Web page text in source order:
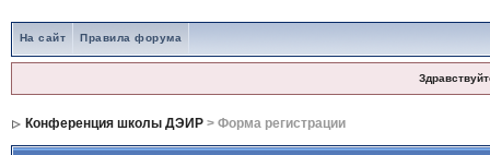
На сайт Правила форума
Конференция школы ДЭИР> Форма регистрации